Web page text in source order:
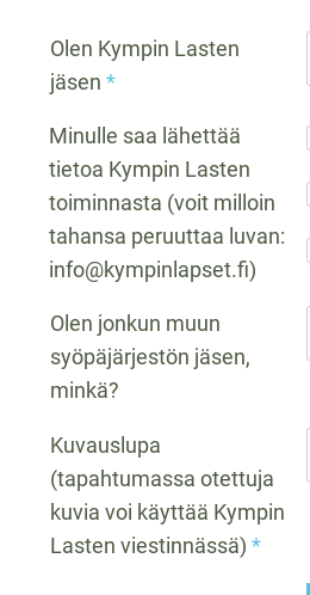
Olen Kympin Lasten
jäsen *
Minulle saa lähettää
tietoa Kympin Lasten
toiminnasta (voit milloin
tahansa peruuttaa luvan:
info@kympinlapset.fi)
Olen jonkun muun
syöpäjärjestön jäsen,
minkä?
Kuvauslupa
(tapahtumassa otettuja
kuvia voi käyttää Kympin
Lasten viestinnässä) *